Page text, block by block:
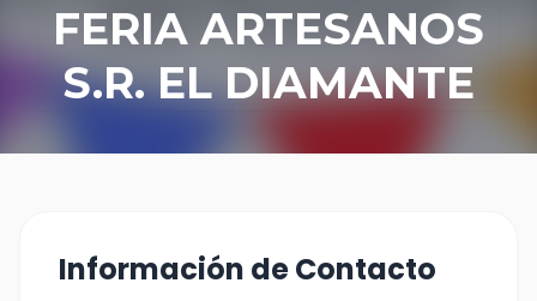
FERIA ARTESANOS
S.R. EL DIAMANTE
Información de Contacto